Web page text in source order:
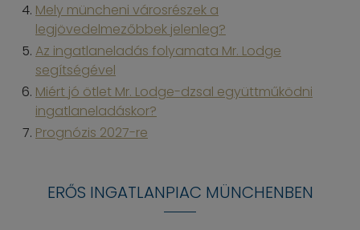
Mely müncheni városrészek a
legjövedelmezőbbek jelenleg?
Az ingatlaneladás folyamata Mr. Lodge
segítségével
Miért jó ötlet Mr. Lodge-dzsal együttműködni
ingatlaneladáskor?
Prognózis 2027-re
ERŐS INGATLANPIAC MÜNCHENBEN